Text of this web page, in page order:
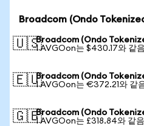
Broadcom (Ondo
🇺🇸Broadcom (Ondo
1 AVGOon는 $430.17와 같음
🇪🇺Broadcom (Ondo
1 AVGOon는 €372.21와 같
🇬🇧Broadcom (Ondo
1 AVGOon는 £318.84와 같음